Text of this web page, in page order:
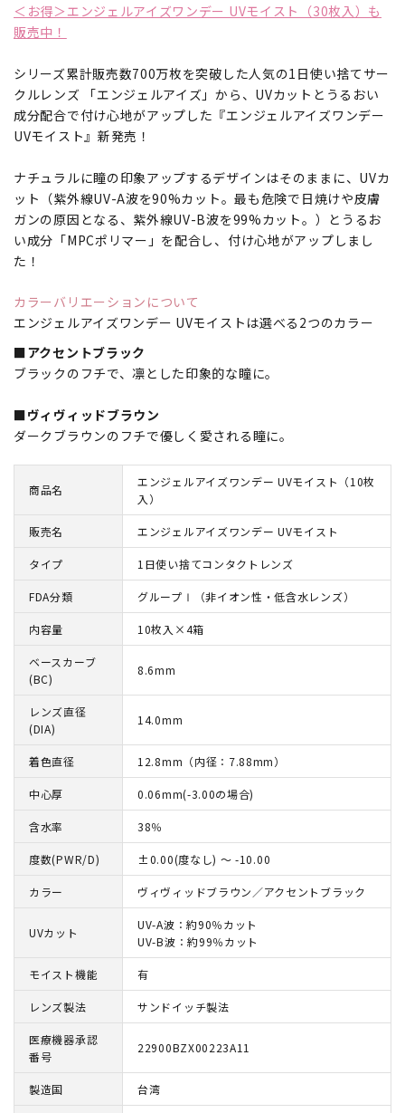
＜お得＞エンジェルアイズワンデー UVモイスト（30枚入）も
販売中！
シリーズ累計販売数700万枚を突破した人気の1日使い捨てサー
クルレンズ 「エンジェルアイズ」から、UVカットとうるおい
成分配合で付け心地がアップした『エンジェルアイズワンデー
UVモイスト』新発売！
ナチュラルに瞳の印象アップするデザインはそのままに、UVカ
ット（紫外線UV-A波を90%カット。最も危険で日焼けや皮膚
ガンの原因となる、紫外線UV-B波を99%カット。）とうるお
い成分「MPCポリマー」を配合し、付け心地がアップしまし
た！
カラーバリエーションについて
エンジェルアイズワンデー UVモイストは選べる2つのカラー
■アクセントブラック
ブラックのフチで、凛とした印象的な瞳に。
■ヴィヴィッドブラウン
ダークブラウンのフチで優しく愛される瞳に。
商品名
エンジェルアイズワンデー UVモイスト（10枚
入）
販売名 エンジェルアイズワンデー UVモイスト
タイプ 1日使い捨てコンタクトレンズ
FDA分類 グループⅠ（非イオン性・低含水レンズ）
内容量 10枚入×4箱
ベースカーブ
(BC)
8.6mm
レンズ直径
(DIA)
14.0mm
着色直径 12.8mm（内径：7.88mm）
中心厚 0.06mm(-3.00の場合)
含水率 38％
度数(PWR/D) ±0.00(度なし) ～ -10.00
カラー ヴィヴィッドブラウン／アクセントブラック
UVカット
UV-A波：約90％カット
UV-B波：約99％カット
モイスト機能 有
レンズ製法 サンドイッチ製法
医療機器承認
番号
22900BZX00223A11
製造国 台湾